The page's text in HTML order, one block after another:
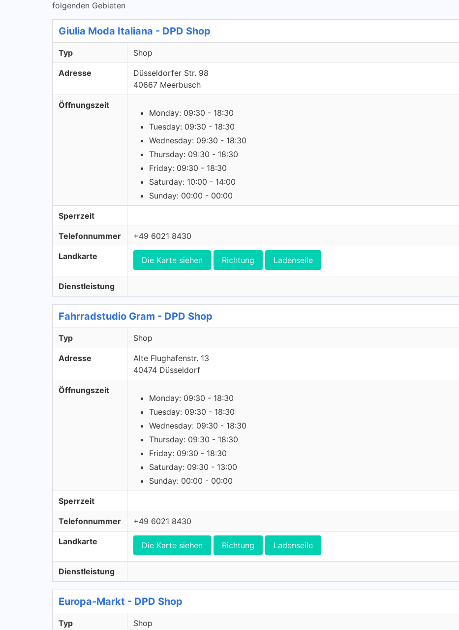
folgenden Gebieten
Giulia Moda Italiana - DPD Shop
Typ Shop
Adresse
Düsseldorfer Str. 98
40667 Meerbusch
Öffnungszeit
Monday: 09:30 - 18:30
Tuesday: 09:30 - 18:30
Wednesday: 09:30 - 18:30
Thursday: 09:30 - 18:30
Friday: 09:30 - 18:30
Saturday: 10:00 - 14:00
Sunday: 00:00 - 00:00
Sperrzeit
Telefonnummer +49 6021 8430
Landkarte Die Karte siehen Richtung Ladenseile
Dienstleistung
Fahrradstudio Gram - DPD Shop
Typ Shop
Adresse
Alte Flughafenstr. 13
40474 Düsseldorf
Öffnungszeit
Monday: 09:30 - 18:30
Tuesday: 09:30 - 18:30
Wednesday: 09:30 - 18:30
Thursday: 09:30 - 18:30
Friday: 09:30 - 18:30
Saturday: 09:30 - 13:00
Sunday: 00:00 - 00:00
Sperrzeit
Telefonnummer +49 6021 8430
Landkarte Die Karte siehen Richtung Ladenseile
Dienstleistung
Europa-Markt - DPD Shop
Typ Shop